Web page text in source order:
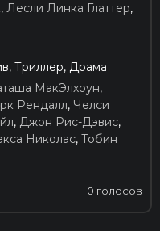
, Лесли Линка Глаттер,
Триллер, Драма
МакЭлхоун,
Рендалл, Челси
, Джон Рис-Дэвис,
Николас, Тобин
0 голосов